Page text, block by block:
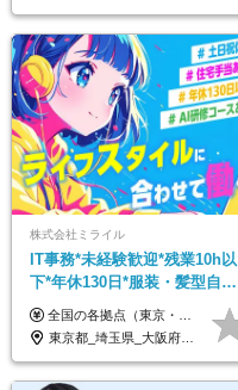
株式会社ミライル
IT事務*未経験歓迎*残業10h以
下*年休130日*服装・髪型自由
*AI研修あり*住宅手当あり*転
勤なし
全国の各拠点（東京・埼玉・新潟・福岡・大阪）で募集中！ 給与は以下の通り、勤務地により異なります。 新潟勤務の場合 201,000円〜201,000円（試用期間変更なし）＋賞与 東京・埼玉勤務の場合 225,000円〜250,000円（試用期間 220,000円）＋賞与 福岡勤務の場合 182,000円〜220,000円（試用期間182,000円）＋賞与 大阪勤務の場合 210,000円〜210,000円（試用期間変更なし）＋賞与 初年度想定年収：280～300万円 ※残業代は全額支給します（1分単位でお支払いします） ※試用期間6ヵ月。試用期間中でも条件変わらず。 ※土日祝含めた勤務可能な方は、土日手当10,000円（毎月）を別途支給。
東京都_埼玉県_大阪府_新潟県_福岡県